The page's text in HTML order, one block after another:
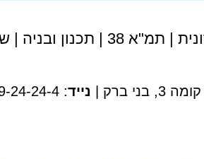
| תמ"א 38 | תכנון ובניה |
נייד: 050-99-24-24-4 |